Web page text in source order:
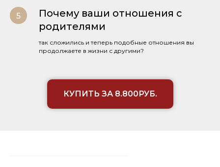
Почему ваши отношения с
родителями
так сложились и теперь подобные отношения вы
продолжаете в жизни с другими?
КУПИТЬ ЗА 8.800РУБ.